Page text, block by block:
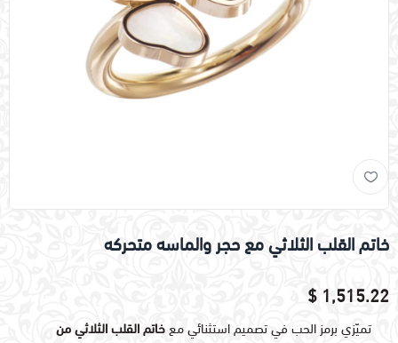
خاتم القلب الثلاثي مع حجر والماسه متحركه
1,515.22 $
تميّزي برمز الحب في تصميم استثنائي معخاتم القلب الثلاثي من